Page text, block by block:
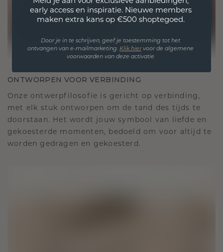
ONTWORPEN VOOR VERBINDING
Onze ontwerpfilosofie is gericht op verbinding,
met elk stuk ontworpen om de tand des tijds te
doorstaan. Het wordt jouw symbool van liefde en
gekoesterde momenten, bedoeld om voor altijd te
worden gedragen en gekoesterd.
early access en inspiratie. Nieuwe members
maken extra kans op €500 shoptegoed.
Door je in te schrijven, geef je toestemming tot het
ontvangen van e-mailmarketing. Klik hiervoor de algemene
voorwaarden van deze activatie